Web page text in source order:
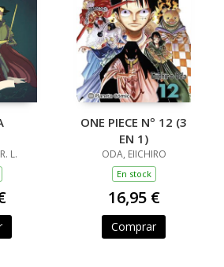
L.
ONE PIECE Nº 12 (3
EN 1)
ODA, EIICHIRO
En stock
16,95 €
Comprar